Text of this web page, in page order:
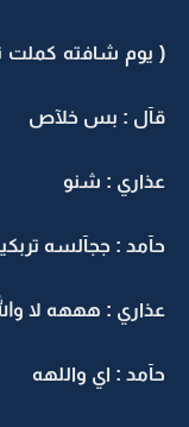
( يوم شافته كملت
قآل : بس خلآص
عذاري : شنو
حآمد : ججآلسه
عذاري : هههه لا
حآمد : اي واللهه